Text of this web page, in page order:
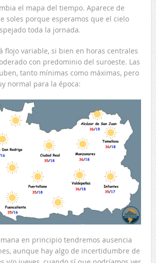
el mapa del tiempo. Aparece de
soles porque esperamos que el cielo
toda la jornada.
flojo variable, si bien en horas centrales
con predominio del suroeste. Las
tanto mínimas como máximas, pero
normal para la época:
en principio tendremos ausencia
aunque hay algo de incertidumbre de